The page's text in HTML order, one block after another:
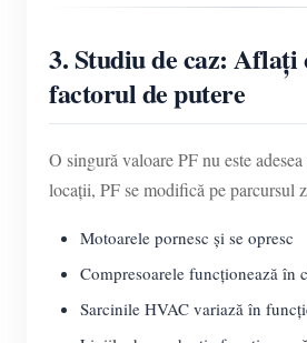
3. Studiu de caz: Aflați
factorul de putere
O singură valoare PF nu este
locații, PF se modifică pe parcursul
Motoarele pornesc și se opresc
Compresoarele funcționează în
Sarcinile HVAC variază în